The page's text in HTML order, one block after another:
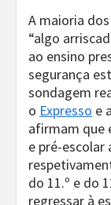
A maioria
“algo
ao ensino
segurança
sondagem
o Expresso e
afirmam que
e pré-escolar
do 11.º e do
regressar à